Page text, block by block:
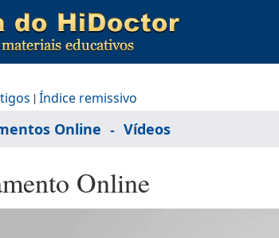
|Índice remissivo
Online - Vídeos
Online